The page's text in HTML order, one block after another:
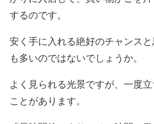
するのです。
安く手に入れる絶好のチャンス
も多いのではないでしょうか。
よく見られる光景ですが、一度
ことがあります。